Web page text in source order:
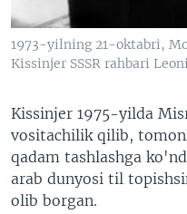
1973-yilning 21-oktabri,
Kissinjer SSSR rahbari
Kissinjer 1975-yilda
vositachilik qilib,
qadam tashlashga
arab dunyosi til
olib borgan.